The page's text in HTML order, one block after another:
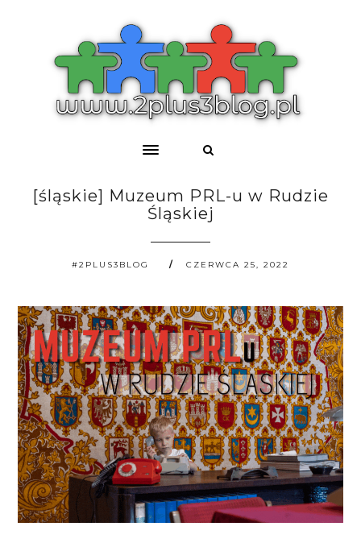
[śląskie] Muzeum PRL-u w Rudzie
Śląskiej
#2PLUS3BLOG CZERWCA 25, 2022